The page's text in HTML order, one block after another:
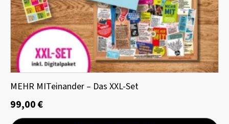
MEHR MITeinander – Das XXL-Set
99,00€